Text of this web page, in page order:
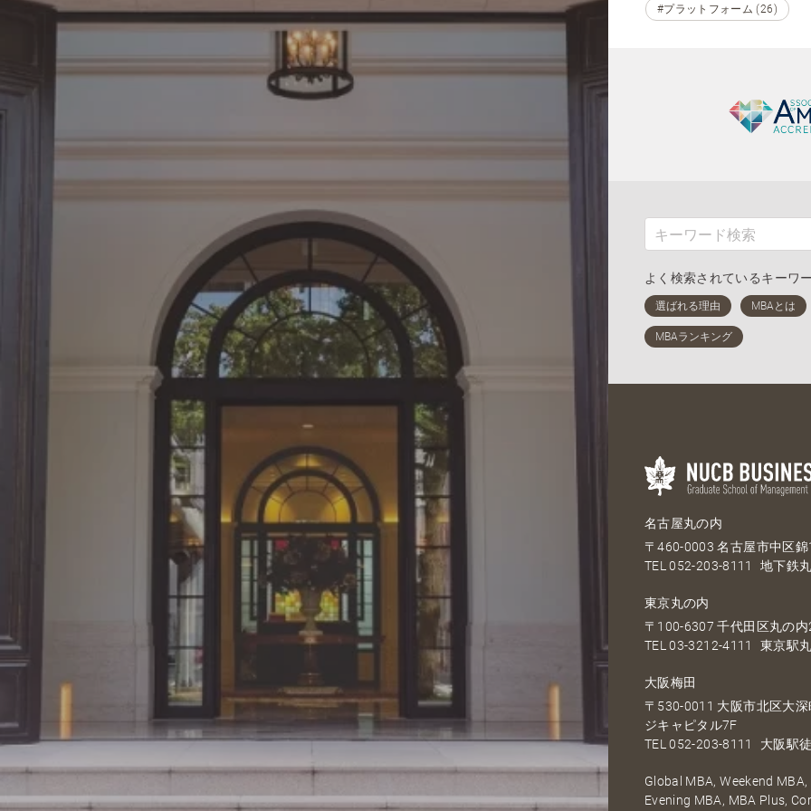
#プラットフォーム (26)
よく検索されているキーワ
名古屋丸の内
〒460-0003 名古屋市中区
TEL052-203-8111 地下鉄
東京丸の内
〒100-6307 千代田区丸の
TEL03-3212-4111 東京駅
大阪梅田
〒530-0011 大阪市北区大
ジキャピタル7F
TEL052-203-8111 大阪駅
Global MBA, Weekend
Evening MBA, MBA Plus,